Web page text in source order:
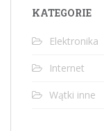
KATEGORIE
Elektronika
Internet
Wątki inne